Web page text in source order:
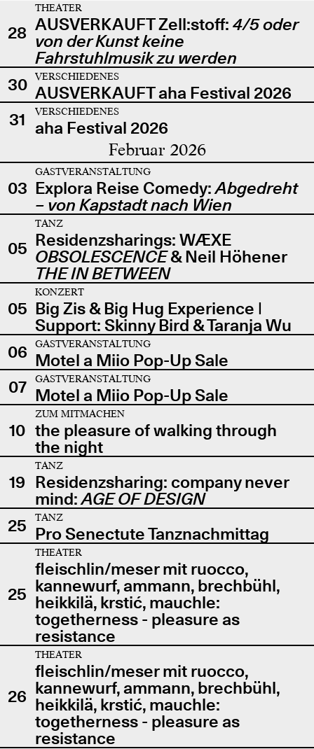
28
THEATER
AUSVERKAUFT Zell:stoff: 4/5 oder
von der Kunst keine
Fahrstuhlmusik zu werden
30
VERSCHIEDENES
AUSVERKAUFT aha Festival 2026
31
VERSCHIEDENES
aha Festival 2026
Februar 2026
03
GASTVERANSTALTUNG
Explora Reise Comedy:Abgedreht
– von Kapstadt nach Wien
05
TANZ
Residenzsharings: WÆXE
OBSOLESCENCE& Neil Höhener
THE IN BETWEEN
05
KONZERT
Big Zis & Big Hug Experience |
Support: Skinny Bird & Taranja Wu
06
GASTVERANSTALTUNG
Motel a Miio Pop-Up Sale
07
GASTVERANSTALTUNG
Motel a Miio Pop-Up Sale
10
ZUM MITMACHEN
the pleasure of walking through
the night
19
TANZ
Residenzsharing: company never
mind:AGE OF DESIGN
25
TANZ
Pro Senectute Tanznachmittag
25
THEATER
fleischlin/meser mit ruocco,
kannewurf, ammann, brechbühl,
heikkilä, krstić, mauchle:
togetherness - pleasure as
resistance
26
THEATER
fleischlin/meser mit ruocco,
kannewurf, ammann, brechbühl,
heikkilä, krstić, mauchle:
togetherness - pleasure as
resistance